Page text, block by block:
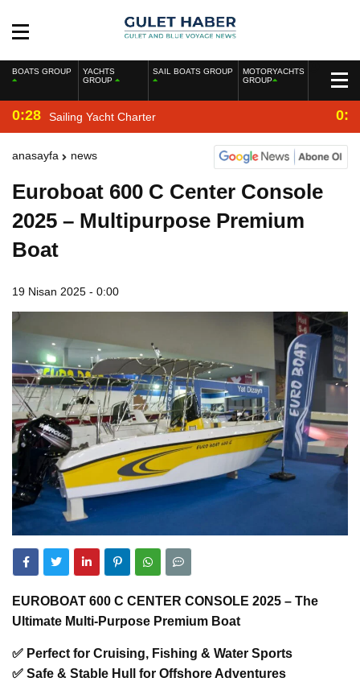
BOATS GROUP
YACHTS
GROUP
SAIL BOATS GROUP
MOTORYACHTS
GROUP
0:28 Sailing Yacht Charter
anasayfa news
Euroboat 600 C Center Console
2025 – Multipurpose Premium
Boat
19 Nisan 2025 - 0:00
EUROBOAT 600 C CENTER CONSOLE 2025 – The
Ultimate Multi-Purpose Premium Boat
✅ Perfect for Cruising, Fishing & Water Sports
✅ Safe & Stable Hull for Offshore Adventures